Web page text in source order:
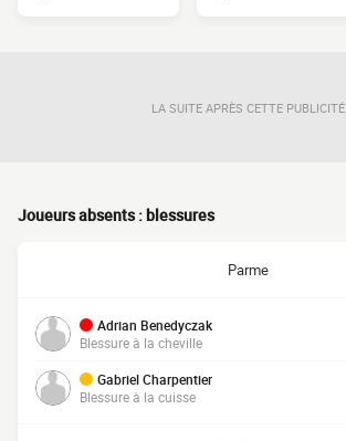
LA SUITE APRÈS CETTE PUBLICITÉ
Joueurs absents : blessures
Parme
Adrian Benedyczak
Blessure à la cheville
Gabriel Charpentier
Blessure à la cuisse